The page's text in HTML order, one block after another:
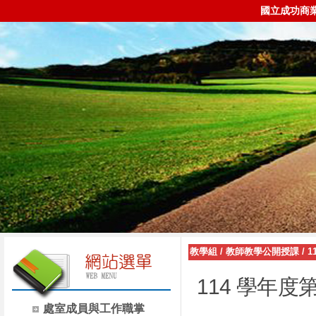
國立成功商
處室成員與工作職掌
教學組 / 教師教學公開授課 /
114 學年度